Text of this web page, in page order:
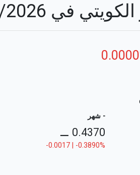
في 09/08/2026
- شهر
0.4370
⚊
-0.0017 | -0.3890%